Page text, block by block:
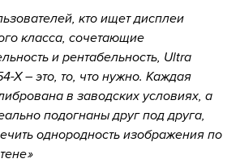
кто ищет дисплеи
класса, сочетающие
и рентабельность, Ultra
X – это, то, что нужно. Каждая
в заводских условиях, а
подогнаны друг под друга,
однородность изображения по